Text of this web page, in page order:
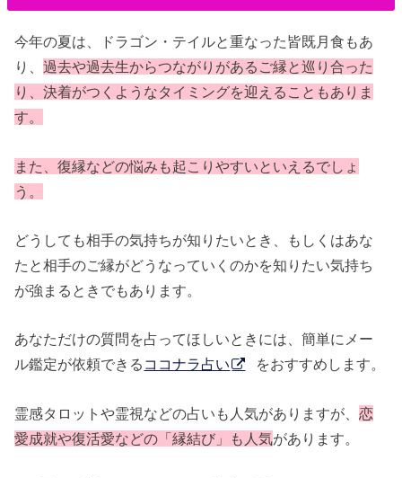
今年の夏は、ドラゴン・テイルと重なった皆既月食もあ
り、過去や過去生からつながりがあるご縁と巡り合った
り、決着がつくようなタイミングを迎えることもありま
す。
また、復縁などの悩みも起こりやすいといえるでしょ
う。
どうしても相手の気持ちが知りたいとき、もしくはあな
たと相手のご縁がどうなっていくのかを知りたい気持ち
が強まるときでもあります。
あなただけの質問を占ってほしいときには、簡単にメー
ル鑑定が依頼できる ココナラ占い をおすすめします。
霊感タロットや霊視などの占いも人気がありますが、恋
愛成就や復活愛などの「縁結び」も人気があります。